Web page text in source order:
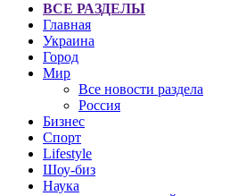
ВСЕ РАЗДЕЛЫ
Главная
Украина
Город
Мир
Все новости раздела
Россия
Бизнес
Спорт
Lifestyle
Шоу-биз
Наука